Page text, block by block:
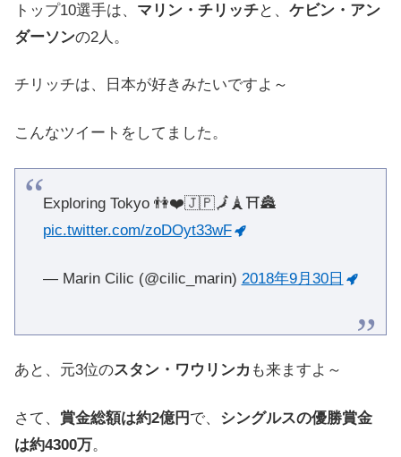
トップ10選手は、 マリン・チリッチと、 ケビン・アン
ダーソンの2人。
チリッチは、日本が好きみたいですよ～
こんなツイートをしてました。
Exploring Tokyo 👫❤️🇯🇵🗾🗼⛩🏯
pic.twitter.com/zoDOyt33wF
— Marin Cilic (@cilic_marin) 2018年9月30日
あと、元3位のスタン・ワウリンカ も来ますよ～
さて、 賞金総額は約2億円 で、 シングルスの優勝賞金
は約4300万。